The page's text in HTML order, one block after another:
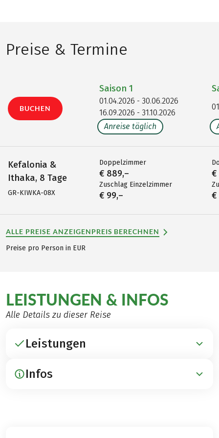
Preise & Termine
BUCHEN
Kefalonia &
Ithaka, 8 Tage
GR-KIWKA-08X
Saison 1
01.04.2026 - 30.06.2026
16.09.2026 - 31.10.2026
Anreise täglich
Doppelzimmer
€ 889,–
Zuschlag Einzelzimmer
€ 99,–
€
€
ALLE PREISE ANZEIGENPREIS BERECHNEN
Preise pro Person in EUR
LEISTUNGEN & INFOS
Alle Details zu dieser Reise
Leistungen
ENTHALTEN
Infos